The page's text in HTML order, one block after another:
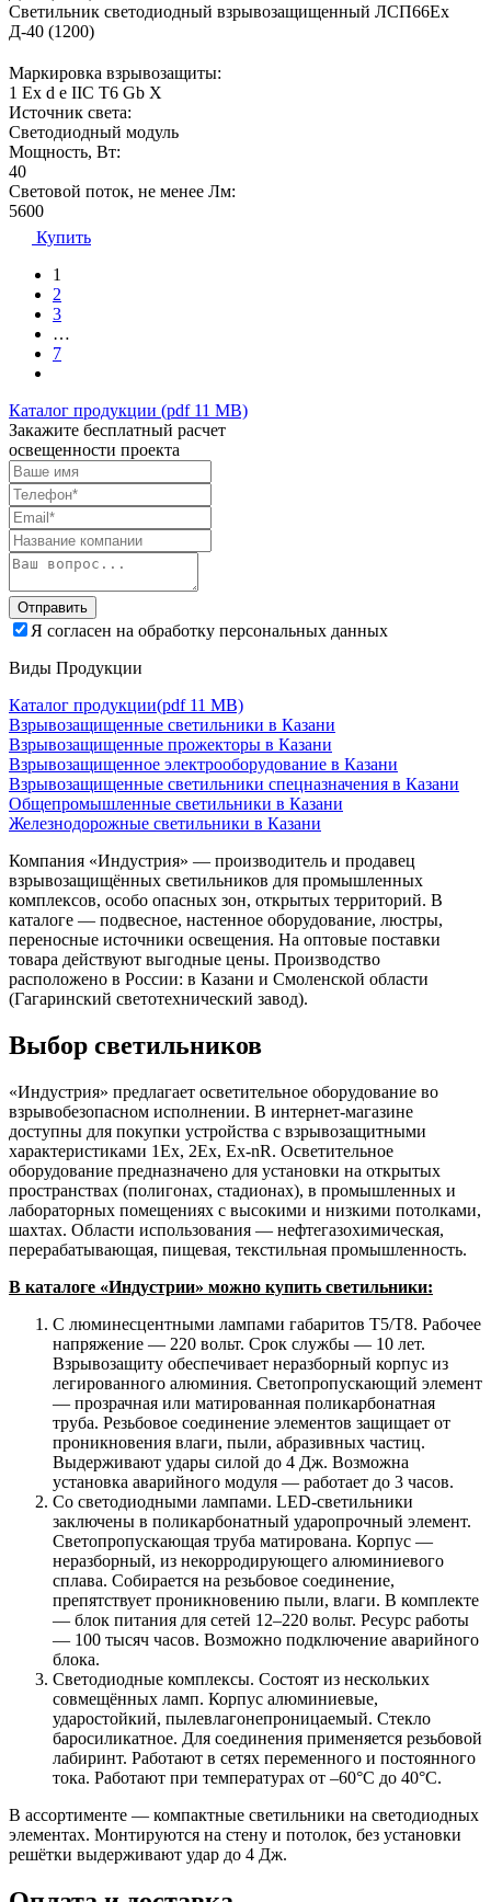
Светильник светодиодный взрывозащищенный ЛСП66Ех
Д-40 (1200)
Маркировка взрывозащиты:
1 Ех d e IIC T6 Gb X
Источник света:
Светодиодный модуль
Мощность, Вт:
40
Световой поток, не менее Лм:
5600
Купить
1
2
3
…
7
Каталог продукции (pdf 11 MB)
Закажите бесплатный расчет
освещенности проекта
Отправить
Я согласен на обработку персональных данных
Виды Продукции
Каталог продукции(pdf 11 MB)
Взрывозащищенные светильники в Казани
Взрывозащищенные прожекторы в Казани
Взрывозащищенное электрооборудование в Казани
Взрывозащищенные светильники спецназначения в Казани
Общепромышленные светильники в Казани
Железнодорожные светильники в Казани
Компания «Индустрия» — производитель и продавец
взрывозащищённых светильников для промышленных
комплексов, особо опасных зон, открытых территорий. В
каталоге — подвесное, настенное оборудование, люстры,
переносные источники освещения. На оптовые поставки
товара действуют выгодные цены. Производство
расположено в России: в Казани и Смоленской области
(Гагаринский светотехнический завод).
Выбор светильников
«Индустрия» предлагает осветительное оборудование во
взрывобезопасном исполнении. В интернет-магазине
доступны для покупки устройства с взрывозащитными
характеристиками 1Ех, 2Ех, Ex-nR. Осветительное
оборудование предназначено для установки на открытых
пространствах (полигонах, стадионах), в промышленных и
лабораторных помещениях с высокими и низкими потолками,
шахтах. Области использования — нефтегазохимическая,
перерабатывающая, пищевая, текстильная промышленность.
В каталоге «Индустрии» можно купить светильники:
С люминесцентными лампами габаритов Т5/Т8. Рабочее
напряжение — 220 вольт. Срок службы — 10 лет.
Взрывозащиту обеспечивает неразборный корпус из
легированного алюминия. Светопропускающий элемент
— прозрачная или матированная поликарбонатная
труба. Резьбовое соединение элементов защищает от
проникновения влаги, пыли, абразивных частиц.
Выдерживают удары силой до 4 Дж. Возможна
установка аварийного модуля — работает до 3 часов.
Со светодиодными лампами. LED-светильники
заключены в поликарбонатный ударопрочный элемент.
Светопропускающая труба матирована. Корпус —
неразборный, из некорродирующего алюминиевого
сплава. Собирается на резьбовое соединение,
препятствует проникновению пыли, влаги. В комплекте
— блок питания для сетей 12–220 вольт. Ресурс работы
— 100 тысяч часов. Возможно подключение аварийного
блока.
Светодиодные комплексы. Состоят из нескольких
совмещённых ламп. Корпус алюминиевые,
ударостойкий, пылевлагонепроницаемый. Стекло
баросиликатное. Для соединения применяется резьбовой
лабиринт. Работают в сетях переменного и постоянного
тока. Работают при температурах от –60°С до 40°С.
В ассортименте — компактные светильники на светодиодных
элементах. Монтируются на стену и потолок, без установки
решётки выдерживают удар до 4 Дж.